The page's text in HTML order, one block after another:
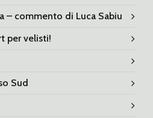
– commento di Luca Sabiu
per velisti!
Sud